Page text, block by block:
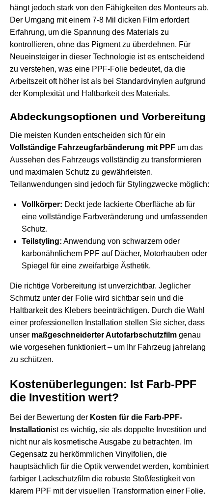
hängt jedoch stark von den Fähigkeiten des Monteurs ab.
Der Umgang mit einem 7-8 Mil dicken Film erfordert
Erfahrung, um die Spannung des Materials zu
kontrollieren, ohne das Pigment zu überdehnen. Für
Neueinsteiger in dieser Technologie ist es entscheidend
zu verstehen, was eine PPF-Folie bedeutet, da die
Arbeitszeit oft höher ist als bei Standardvinylen aufgrund
der Komplexität und Haltbarkeit des Materials.
Abdeckungsoptionen und Vorbereitung
Die meisten Kunden entscheiden sich für ein
Vollständige Fahrzeugfarbänderung mit PPF um das
Aussehen des Fahrzeugs vollständig zu transformieren
und maximalen Schutz zu gewährleisten.
Teilanwendungen sind jedoch für Stylingzwecke möglich:
Vollkörper: Deckt jede lackierte Oberfläche ab für
eine vollständige Farbveränderung und umfassenden
Schutz.
Teilstyling: Anwendung von schwarzem oder
karbonähnlichem PPF auf Dächer, Motorhauben oder
Spiegel für eine zweifarbige Ästhetik.
Die richtige Vorbereitung ist unverzichtbar. Jeglicher
Schmutz unter der Folie wird sichtbar sein und die
Haltbarkeit des Klebers beeinträchtigen. Durch die Wahl
einer professionellen Installation stellen Sie sicher, dass
unser maßgeschneiderter Autofarbschutzfilm genau
wie vorgesehen funktioniert – um Ihr Fahrzeug jahrelang
zu schützen.
Kostenüberlegungen: Ist Farb-PPF
die Investition wert?
Bei der Bewertung der Kosten für die Farb-PPF-
Installationist es wichtig, sie als doppelte Investition und
nicht nur als kosmetische Ausgabe zu betrachten. Im
Gegensatz zu herkömmlichen Vinylfolien, die
hauptsächlich für die Optik verwendet werden, kombiniert
farbiger Lackschutzfilm die robuste Stoßfestigkeit von
klarem PPF mit der visuellen Transformation einer Folie.